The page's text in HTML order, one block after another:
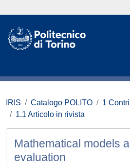
IRIS Catalogo POLITO
1
1.1 Articolo in rivista
Mathematical models
evaluation